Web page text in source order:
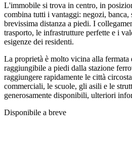
L'immobile si trova in centro, in
combina tutti i vantaggi: negozi, banca,
brevissima distanza a piedi. I
trasporto, le infrastrutture perfette e i
esigenze dei residenti.
La proprietà è molto vicina alla fermata
raggiungibile a piedi dalla stazione
raggiungere rapidamente le città
commerciali, le scuole, gli asili e le
generosamente disponibili, ulteriori
Disponibile a breve